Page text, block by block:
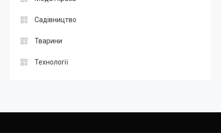
Садівництво
Тварини
Технології